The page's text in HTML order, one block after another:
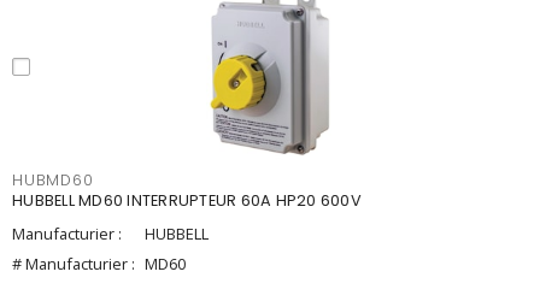
HUBMD60
HUBBELL MD60 INTERRUPTEUR 60A HP20 600V
Manufacturier :
HUBBELL
# Manufacturier : MD60